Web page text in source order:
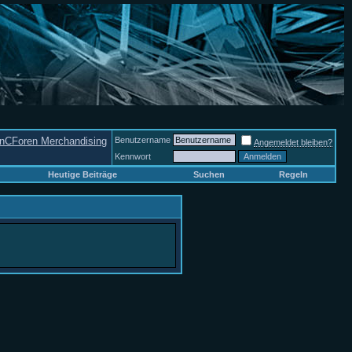
Merchandising Benutzername
Angemeldet bleiben?
Kennwort
Heutige Beiträge Suchen Regeln